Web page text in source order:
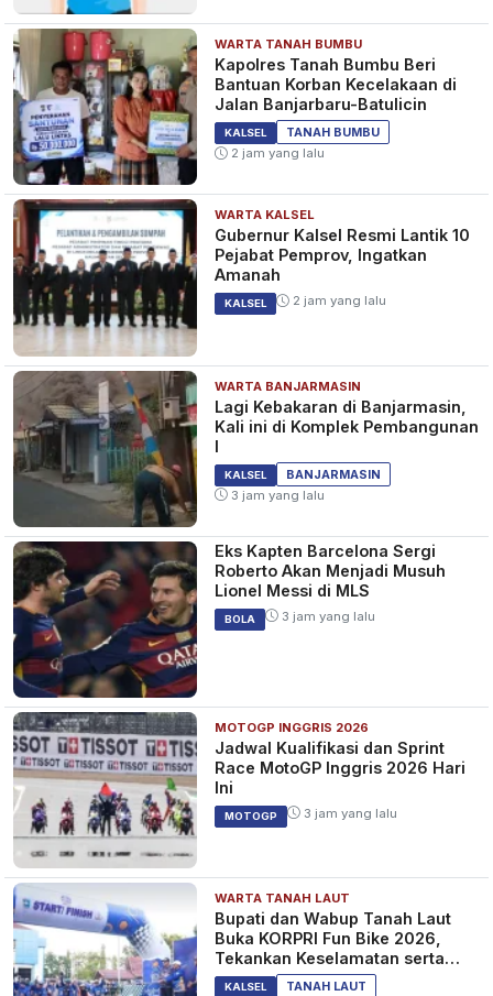
WARTA TANAH BUMBU
Kapolres Tanah Bumbu Beri
Bantuan Korban Kecelakaan di
Jalan Banjarbaru-Batulicin
KALSEL
TANAH BUMBU
2 jam yang lalu
WARTA KALSEL
Gubernur Kalsel Resmi Lantik 10
Pejabat Pemprov, Ingatkan
Amanah
KALSEL 2 jam yang lalu
WARTA BANJARMASIN
Lagi Kebakaran di Banjarmasin,
Kali ini di Komplek Pembangunan
I
KALSEL
BANJARMASIN
3 jam yang lalu
Eks Kapten Barcelona Sergi
Roberto Akan Menjadi Musuh
Lionel Messi di MLS
BOLA 3 jam yang lalu
MOTOGP INGGRIS 2026
Jadwal Kualifikasi dan Sprint
Race MotoGP Inggris 2026 Hari
Ini
MOTOGP 3 jam yang lalu
WARTA TANAH LAUT
Bupati dan Wabup Tanah Laut
Buka KORPRI Fun Bike 2026,
Tekankan Keselamatan serta
Kebersamaan
KALSEL
TANAH LAUT